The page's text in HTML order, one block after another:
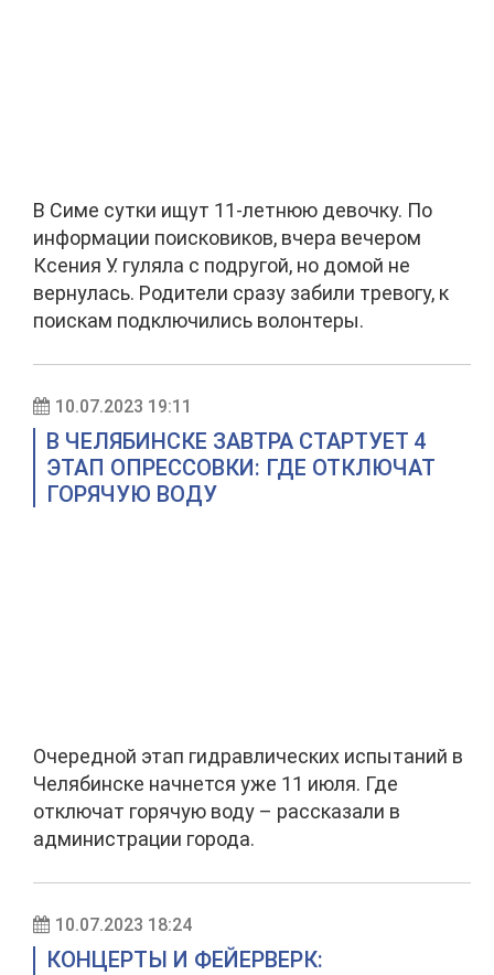
В Симе сутки ищут 11-летнюю девочку. По
информации поисковиков, вчера вечером
Ксения У. гуляла с подругой, но домой не
вернулась. Родители сразу забили тревогу, к
поискам подключились волонтеры.
10.07.2023 19:11
В ЧЕЛЯБИНСКЕ ЗАВТРА СТАРТУЕТ 4
ЭТАП ОПРЕССОВКИ: ГДЕ ОТКЛЮЧАТ
ГОРЯЧУЮ ВОДУ
Очередной этап гидравлических испытаний в
Челябинске начнется уже 11 июля. Где
отключат горячую воду – рассказали в
администрации города.
10.07.2023 18:24
КОНЦЕРТЫ И ФЕЙЕРВЕРК: